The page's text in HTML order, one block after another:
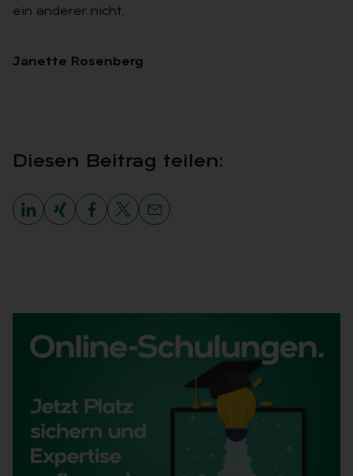
ein anderer nicht.
Janette Rosenberg
Die­sen Bei­trag tei­len: